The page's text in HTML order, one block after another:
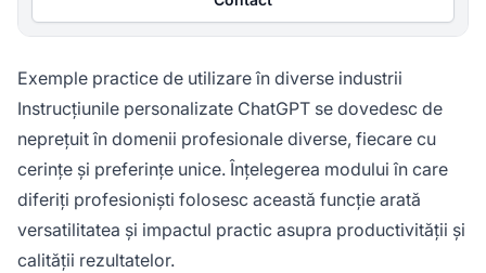
Exemple practice de utilizare în diverse industrii
Instrucțiunile personalizate ChatGPT se dovedesc de
neprețuit în domenii profesionale diverse, fiecare cu
cerințe și preferințe unice. Înțelegerea modului în care
diferiți profesioniști folosesc această funcție arată
versatilitatea și impactul practic asupra productivității și
calității rezultatelor.